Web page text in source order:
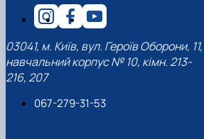
03041, м. Київ, вул. Героїв Оборони, 11,
навчальний корпус № 10, кімн. 213-
216, 207
067-279-31-53